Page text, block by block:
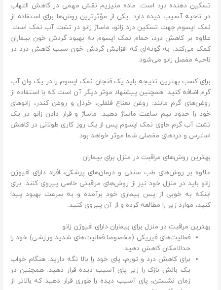
تسکین دهنده درد است. ماده منیزیم نقش مهمی در کاهش التهاب
در ناحیه آسیب دیده دارد. یکی از مؤثرترین روش‌ها برای استفاده از
نمک اپسوم جهت تسکین درد زانو، ماساژ زانو در تشت آب نمک است.
علاوه بر کاهش درد، حمام نمک اپسوم به بهبود گردش خون بیماران
کمک می‌کند. به گونه‌ای که افزایش گردش خون سبب کاهش درد در
ناحیه مفصل زانو می‌شود.
برای کسب بهترین نتیجه باید یک فنجان نمک اپسوم را در یک وان آب
گرم اضافه کنید. همچنین پیشنهاد موثر دیگر آن است که با استفاده از
روغن‌های گرم مانند: روغن نعناع فلفلی، خردل و روغن کندر، زانوهای
خود را حدود نیم ساعت ماساژ دهید. ماساژ و قرار دادن زانو در یک
تشت آب گرم حاوی نمک اپسوم پس از یک روز کاری طولانی در کاهش
استرس و دردهای مفصلی شما موثر خواهد بود.
بهترین روش‌های مراقبت در منزل برای بیماران
علاوه بر روش‌های طب سنتی و درمان‌های پزشکی، افراد دارای افیوژن
زانو باید در منزل خود نیز از روش‌های مراقبتی خاصی پیروی کنند. برای
اینکه به خوبی از پس بیماری خود برآمده و به سرعت بهبود پیدا
کنید، موارد زیر را مطالعه کرده و از آن پیروی کنید.
بهترین مراقبت در منزل برای بیماران دارای افیوژن زانو
فعالیت‌های فیزیکی (مخصوصا فعالیت‌های شدید ورزشی) خود را
حدالامکان کاهش دهید.
برای کاهش درد و تورم، پای خود را بالا نگه دارید. هنگام خواب
یک بالش نازک را زیر پای آسیب دیده قرار دهید. همچنین در
زمان نشستن، پای آسیب دیده را طوری قرار دهید که بالاتر از